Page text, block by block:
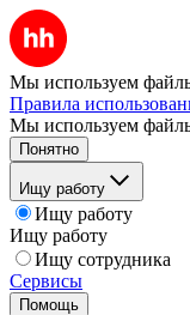
Мы используем
Правила
Мы используем
Понятно
Ищу работу
Ищу работу
Ищу работу
Ищу сотрудника
Сервисы
Помощь